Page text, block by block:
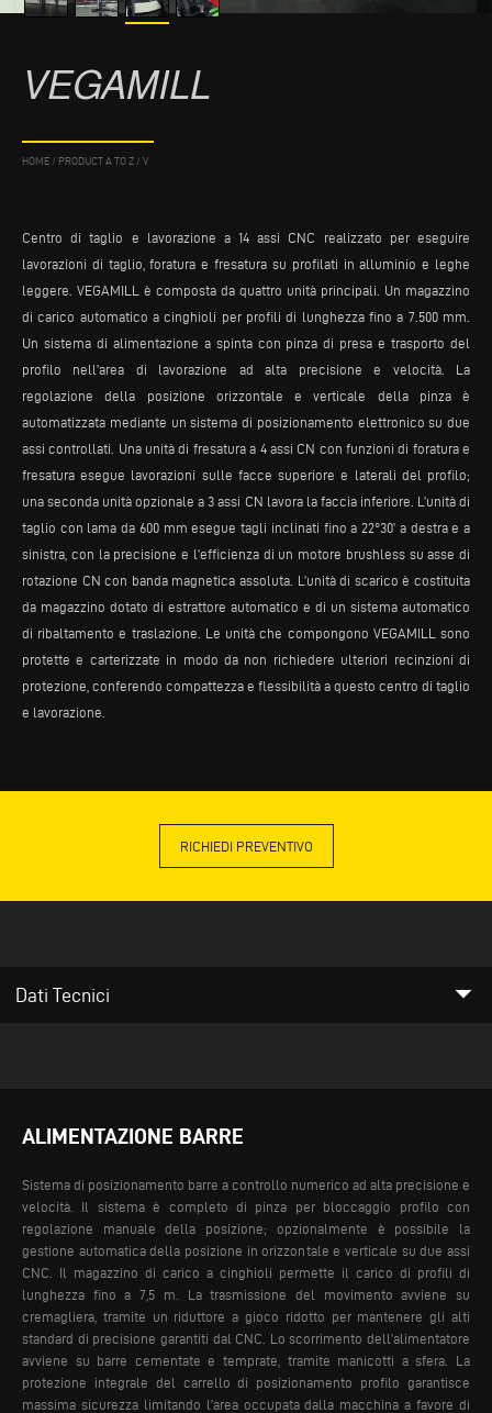
VEGAMILL
HOME / PRODUCT A TO Z / V
Centro di taglio e lavorazione a 14 assi CNC realizzato per eseguire
lavorazioni di taglio, foratura e fresatura su profilati in alluminio e leghe
leggere. VEGAMILL è composta da quattro unità principali. Un magazzino
di carico automatico a cinghioli per profili di lunghezza fino a 7.500 mm.
Un sistema di alimentazione a spinta con pinza di presa e trasporto del
profilo nell’area di lavorazione ad alta precisione e velocità. La
regolazione della posizione orizzontale e verticale della pinza è
automatizzata mediante un sistema di posizionamento elettronico su due
assi controllati. Una unità di fresatura a 4 assi CN con funzioni di foratura e
fresatura esegue lavorazioni sulle facce superiore e laterali del profilo;
una seconda unità opzionale a 3 assi CN lavora la faccia inferiore. L’unità di
taglio con lama da 600 mm esegue tagli inclinati fino a 22°30’ a destra e a
sinistra, con la precisione e l’efficienza di un motore brushless su asse di
rotazione CN con banda magnetica assoluta. L’unità di scarico è costituita
da magazzino dotato di estrattore automatico e di un sistema automatico
di ribaltamento e traslazione. Le unità che compongono VEGAMILL sono
protette e carterizzate in modo da non richiedere ulteriori recinzioni di
protezione, conferendo compattezza e flessibilità a questo centro di taglio
e lavorazione.
RICHIEDI PREVENTIVO
Dati Tecnici arrow_drop_down
ALIMENTAZIONE BARRE
Sistema di posizionamento barre a controllo numerico ad alta precisione e
velocità. Il sistema è completo di pinza per bloccaggio profilo con
regolazione manuale della posizione; opzionalmente è possibile la
gestione automatica della posizione in orizzontale e verticale su due assi
CNC. Il magazzino di carico a cinghioli permette il carico di profili di
lunghezza fino a 7,5 m.
La trasmissione del movimento avviene su
cremagliera, tramite un riduttore a gioco ridotto per mantenere gli alti
standard di precisione garantiti dal CNC. Lo scorrimento dell’alimentatore
avviene su barre cementate e temprate, tramite manicotti a sfera. La
protezione integrale del carrello di posizionamento profilo garantisce
massima sicurezza limitando l’area occupata dalla macchina a favore di